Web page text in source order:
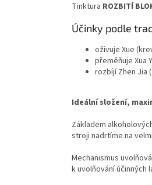
Tinktura ROZBITÍ
Účinky podle
oživuje Xue
přeměňuje Xua
rozbíjí Zhen Jia
Ideální složení,
Základem
stroji nadrtíme na
Mechanismus
k uvolňování účinných